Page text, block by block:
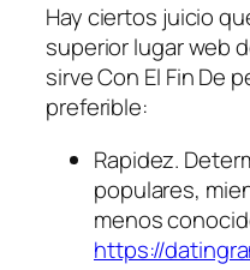
Hay ciertos juicio
superior lugar web
sirve Con El Fin De
preferible:
Rapidez.
populares,
menos
https://